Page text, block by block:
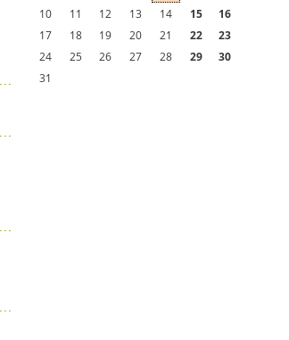
10
11 12 13 14 15
16
17
18 19 20 21 22
23
24
25 26 27 28 29
30
31